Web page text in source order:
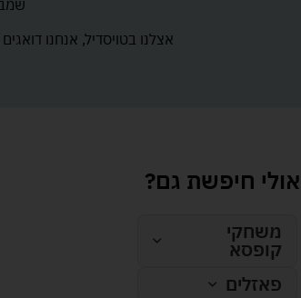
שמביא
אצלנו בטויסדיל, אנחנו
אולי חיפשת גם?
משחקי
קופסא
פאזלים